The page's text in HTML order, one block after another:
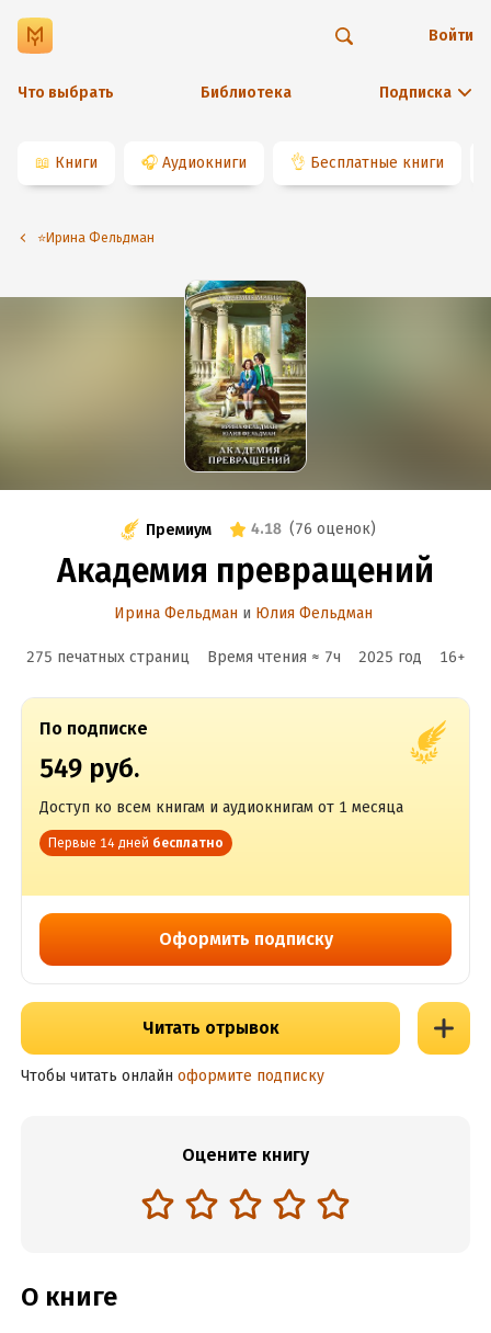
Что выбрать Библиотека Подписка
Войти
📖 Книги 🎧 Аудиокниги 👌 Бесплатные книги
⭐️Ирина Фельдман
Премиум 4.18 (76 оценок)
Академия превращений
Ирина Фельдман и Юлия Фельдман
275 печатных страниц Время чтения ≈ 7ч 2025 год 16+
По подписке
549 руб.
Доступ ко всем книгам и аудиокнигам от 1 месяца
Первые 14 дней бесплатно
Оформить подписку
Читать отрывок
Чтобы читать онлайн оформите подписку
Оцените книгу
О книге